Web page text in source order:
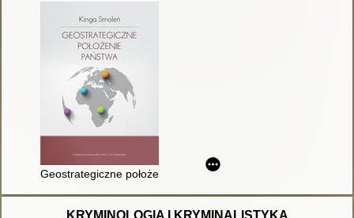
Geostrategiczne położenie państwa
KRYMINOLOGIA I KRYMINALISTYKA